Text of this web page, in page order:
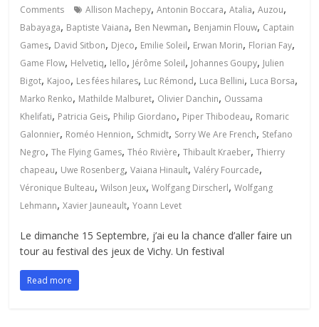
Comments
Allison Machepy,Antonin Boccara,Atalia,Auzou,
Babayaga, Baptiste Vaiana, Ben Newman, Benjamin Flouw, Captain
Games, David Sitbon, Djeco, Emilie Soleil, Erwan Morin, Florian Fay,
Game Flow, Helvetiq, Iello, Jérôme Soleil, Johannes Goupy, Julien
Bigot, Kajoo, Les fées hilares, Luc Rémond, Luca Bellini, Luca Borsa,
Marko Renko, Mathilde Malburet, Olivier Danchin, Oussama
Khelifati, Patricia Geis, Philip Giordano, Piper Thibodeau, Romaric
Galonnier, Roméo Hennion, Schmidt, Sorry We Are French, Stefano
Negro,The Flying Games,Théo Rivière,Thibault Kraeber,Thierry
chapeau, Uwe Rosenberg,Vaiana Hinault,Valéry Fourcade,
Véronique Bulteau,Wilson Jeux,Wolfgang Dirscherl,Wolfgang
Lehmann,Xavier Jauneault,Yoann Levet
Le dimanche 15 Septembre, j’ai eu la chance d’aller faire un
tour au festival des jeux de Vichy. Un festival
Read more